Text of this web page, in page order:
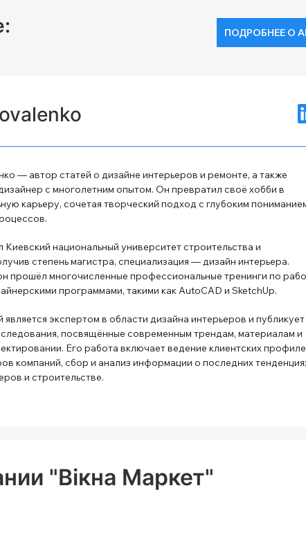
ПОДРОБНЕЕ О
— автор статей о дизайне интерьеров и ремонте, а также
с многолетним опытом. Он превратил своё хобби в
карьеру, сочетая творческий подход с глубоким
национальный университет строительства и
степень магистра, специализация — дизайн интерьера.
прошёл многочисленные профессиональные тренинги по
программами, такими как AutoCAD и SketchUp.
экспертом в области дизайна интерьеров и публикует
посвящённые современным трендам, материалам и
Его работа включает ведение клиентских
компаний, сбор и анализ информации о последних
и строительстве.
"Вікна Маркет"